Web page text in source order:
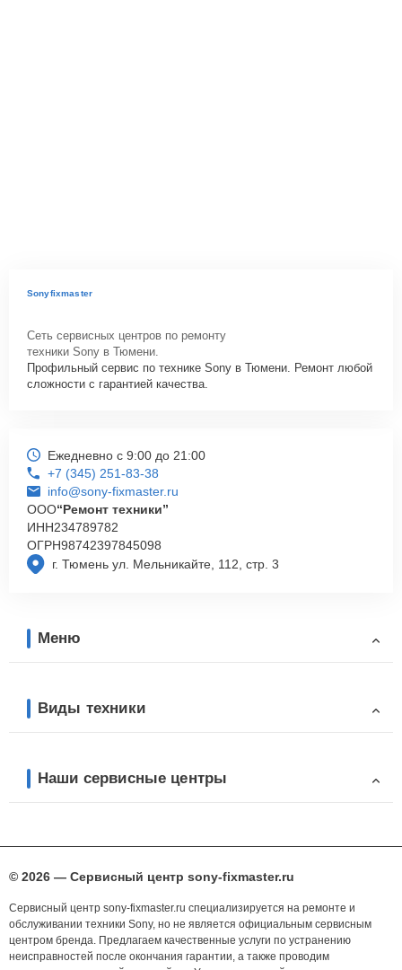
Sonyfixmaster
Сеть сервисных центров по ремонту
техники Sony в Тюмени.
Профильный сервис по технике Sony в Тюмени. Ремонт любой
сложности с гарантией качества.
г. Тюмень ул. Мельникайте, 112, стр. 3
Ежедневно с 9:00 до 21:00
+7 (345) 251-83-38
info@sony-fixmaster.ru
ООО“Ремонт техники”
ИНН234789782
ОГРН98742397845098
Меню
Виды техники
Наши сервисные центры
© 2026 — Сервисный центр sony-fixmaster.ru
Сервисный центр sony-fixmaster.ru специализируется на ремонте и
обслуживании техники Sony, но не является официальным сервисным
центром бренда. Предлагаем качественные услуги по устранению
неисправностей после окончания гарантии, а также проводим